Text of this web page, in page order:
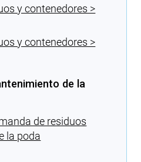
y contenedores >
y contenedores >
de la
de residuos
la poda